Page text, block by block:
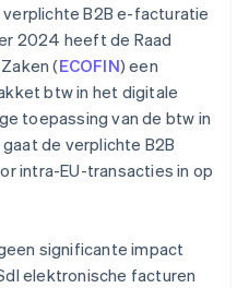
B2B e-facturatie
2024 heeft de Raad
(ECOFIN) een
btw in het digitale
toepassing van de btw in
de verplichte B2B
intra-EU-transacties in op
significante impact
elektronische facturen